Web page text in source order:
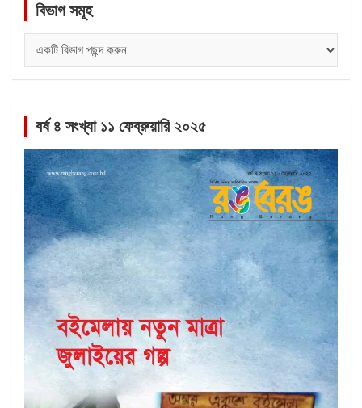
বিভাগ সমূহ
সমূহ
বর্ষ ৪ সংখ্যা ১১ ফেব্রুয়ারি ২০২৫